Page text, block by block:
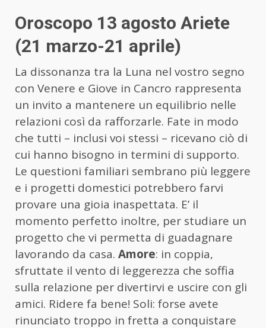
Oroscopo 13 agosto Ariete
(21 marzo-21 aprile)
La dissonanza tra la Luna nel vostro segno
con Venere e Giove in Cancro rappresenta
un invito a mantenere un equilibrio nelle
relazioni così da rafforzarle. Fate in modo
che tutti – inclusi voi stessi – ricevano ciò di
cui hanno bisogno in termini di supporto.
Le questioni familiari sembrano più leggere
e i progetti domestici potrebbero farvi
provare una gioia inaspettata. E’ il
momento perfetto inoltre, per studiare un
progetto che vi permetta di guadagnare
lavorando da casa. Amore: in coppia,
sfruttate il vento di leggerezza che soffia
sulla relazione per divertirvi e uscire con gli
amici. Ridere fa bene! Soli: forse avete
rinunciato troppo in fretta a conquistare